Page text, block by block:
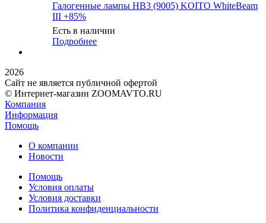
Галогенные лампы HB3 (9005) KOITO WhiteBeam
III +85%
Есть в наличии
Подробнее
2026
Сайт не является публичной офертой
© Интернет-магазин ZOOMAVTO.RU
Компания
Информация
Помощь
О компании
Новости
Помощь
Условия оплаты
Условия доставки
Политика конфиденциальности